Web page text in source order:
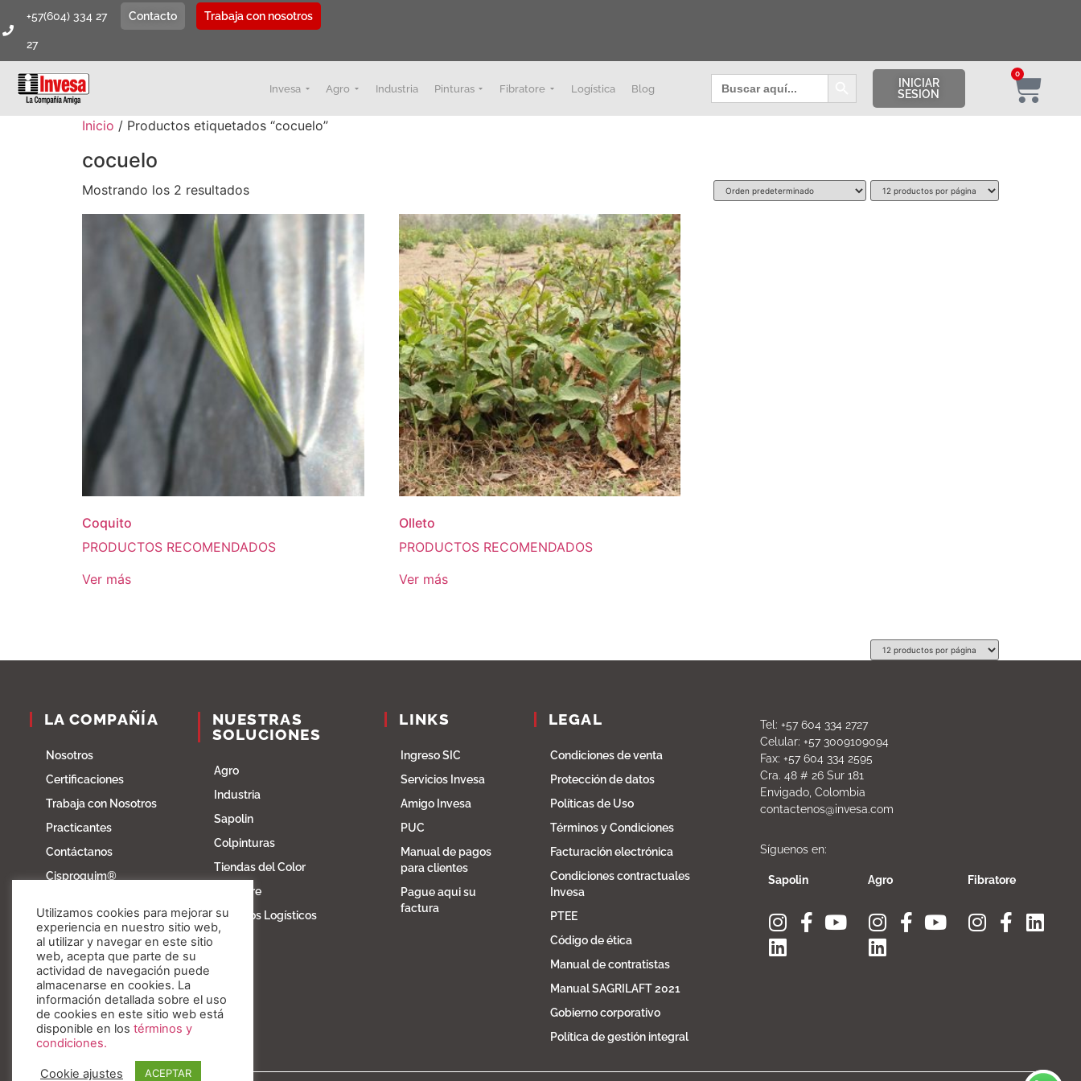
+57(604) 334 27
27
Contacto Trabaja con nosotros
Invesa Agro Industria Pinturas Fibratore Logística Blog
Buscar: Botón de búsqueda
INICIAR
SESION
0
Inicio / Productos etiquetados “cocuelo”
cocuelo
Mostrando los 2 resultados
Coquito
PRODUCTOS RECOMENDADOS
Ver más
Olleto
PRODUCTOS RECOMENDADOS
Ver más
LA COMPAÑÍA
Nosotros
Certificaciones
Trabaja con Nosotros
Practicantes
Contáctanos
Cisproquim®
Blog
Fundación Invesa
Nuestros valores
NUESTRAS
SOLUCIONES
Agro
Industria
Sapolin
Colpinturas
Tiendas del Color
Fibratore
Servicios Logísticos
LINKS
Ingreso SIC
Servicios Invesa
Amigo Invesa
PUC
Manual de pagos
para clientes
Pague aqui su
factura
LEGAL
Condiciones de venta
Protección de datos
Políticas de Uso
Términos y Condiciones
Facturación electrónica
Condiciones contractuales
Invesa
PTEE
Código de ética
Manual de contratistas
Manual SAGRILAFT 2021
Gobierno corporativo
Política de gestión integral
Tel: +57 604 334 2727
Celular: +57 3009109094
Fax: +57 604 334 2595
Cra. 48 # 26 Sur 181
Envigado, Colombia
contactenos@invesa.com
Síguenos en:
Sapolin Agro Fibratore
Utilizamos cookies para mejorar su
experiencia en nuestro sitio web,
al utilizar y navegar en este sitio
web, acepta que parte de su
actividad de navegación puede
almacenarse en cookies. La
información detallada sobre el uso
de cookies en este sitio web está
disponible en los términos y
condiciones.
Cookie ajustes ACEPTAR